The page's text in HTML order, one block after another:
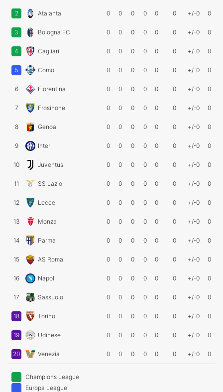
2 Atalanta 0 0 0 0 0 0 +/-0 0
3 Bologna FC 0 0 0 0 0 0 +/-0 0
4 Cagliari 0 0 0 0 0 0 +/-0 0
5 Como 0 0 0 0 0 0 +/-0 0
6 Fiorentina 0 0 0 0 0 0 +/-0 0
7 Frosinone 0 0 0 0 0 0 +/-0 0
8 Genoa 0 0 0 0 0 0 +/-0 0
9 Inter 0 0 0 0 0 0 +/-0 0
10 Juventus 0 0 0 0 0 0 +/-0 0
11 SS Lazio 0 0 0 0 0 0 +/-0 0
12 Lecce 0 0 0 0 0 0 +/-0 0
13 Monza 0 0 0 0 0 0 +/-0 0
14 Parma 0 0 0 0 0 0 +/-0 0
15 AS Roma 0 0 0 0 0 0 +/-0 0
16 Napoli 0 0 0 0 0 0 +/-0 0
17 Sassuolo 0 0 0 0 0 0 +/-0 0
18 Torino 0 0 0 0 0 0 +/-0 0
19 Udinese 0 0 0 0 0 0 +/-0 0
20 Venezia 0 0 0 0 0 0 +/-0 0
Champions League
Europa League